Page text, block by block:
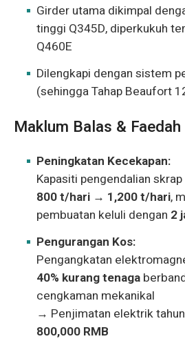
Girder utama dikimpal
tinggi Q345D, diperkukuh
Q460E
Dilengkapi dengan sistem
(sehingga Tahap Beaufort
Maklum Balas &
Peningkatan Kecekapan:
Kapasiti pengendalian
800 t/hari → 1,200 t/hari,
pembuatan keluli dengan 2
Pengurangan Kos:
Pengangkatan
40% kurang tenaga
cengkaman mekanikal
→ Penjimatan elektrik
800,000 RMB